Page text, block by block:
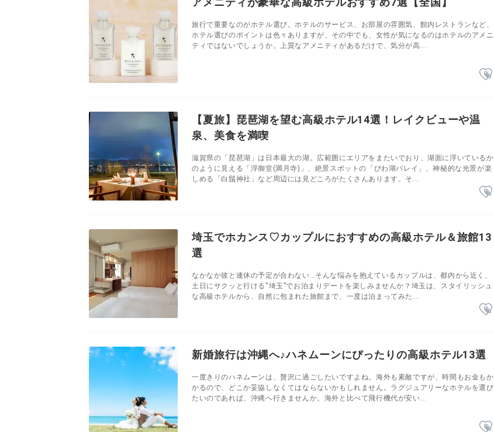
旅行で重要なのがホテル選び。ホテルのサービス、お部屋の雰囲気、館内レストランなど、
ホテル選びのポイントは色々ありますが、その中でも、女性が気になるのはホテルのアメニ
ティではないでしょうか。上質なアメニティがあるだけで、気分が高...
【夏旅】琵琶湖を望む高級ホテル14選！レイクビューや温
泉、美食を満喫
滋賀県の「琵琶湖」は日本最大の湖。広範囲にエリアをまたいでおり、湖面に浮いているか
のように見える「浮御堂(満月寺)」、絶景スポットの「びわ湖バレイ」、神秘的な光景が楽
しめる「白鬚神社」など周辺には見どころがたくさんあります。そ...
埼玉でホカンス♡カップルにおすすめの高級ホテル＆旅館13
選
なかなか彼と連休の予定が合わない…そんな悩みを抱えているカップルは、都内から近く、
土日にサクッと行ける“埼玉”でお泊まりデートを楽しみませんか？埼玉は、スタイリッシュ
な高級ホテルから、自然に包まれた旅館まで、一度は泊まってみた...
新婚旅行は沖縄へ♪ハネムーンにぴったりの高級ホテル13選
一度きりのハネムーンは、贅沢に過ごしたいですよね。海外も素敵ですが、時間もお金もか
かるので、どこか妥協しなくてはならないかもしれません。ラグジュアリーなホテルを選び
たいのであれば、沖縄へ行きませんか。海外と比べて飛行機代が安い...